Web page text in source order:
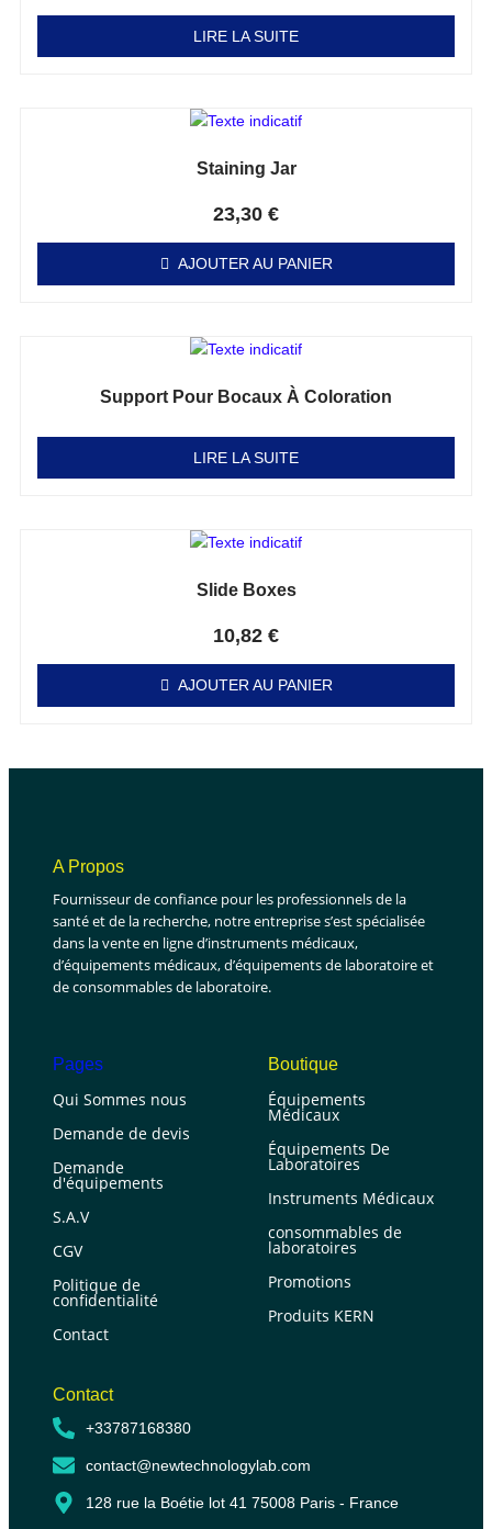
LIRE LA SUITE
Staining Jar
23,30 €
AJOUTER AU PANIER
Support Pour Bocaux À Coloration
LIRE LA SUITE
Slide Boxes
10,82 €
AJOUTER AU PANIER
A Propos
Fournisseur de confiance pour les professionnels de la
santé et de la recherche, notre entreprise s’est spécialisée
dans la vente en ligne d’instruments médicaux,
d’équipements médicaux, d’équipements de laboratoire et
de consommables de laboratoire.
Pages
Qui Sommes nous
Demande de devis
Demande
d'équipements
S.A.V
CGV
Politique de
confidentialité
Contact
Boutique
Équipements
Médicaux
Équipements De
Laboratoires
Instruments Médicaux
consommables de
laboratoires
Promotions
Produits KERN
Contact
+33787168380
contact@newtechnologylab.com
128 rue la Boétie lot 41 75008 Paris - France